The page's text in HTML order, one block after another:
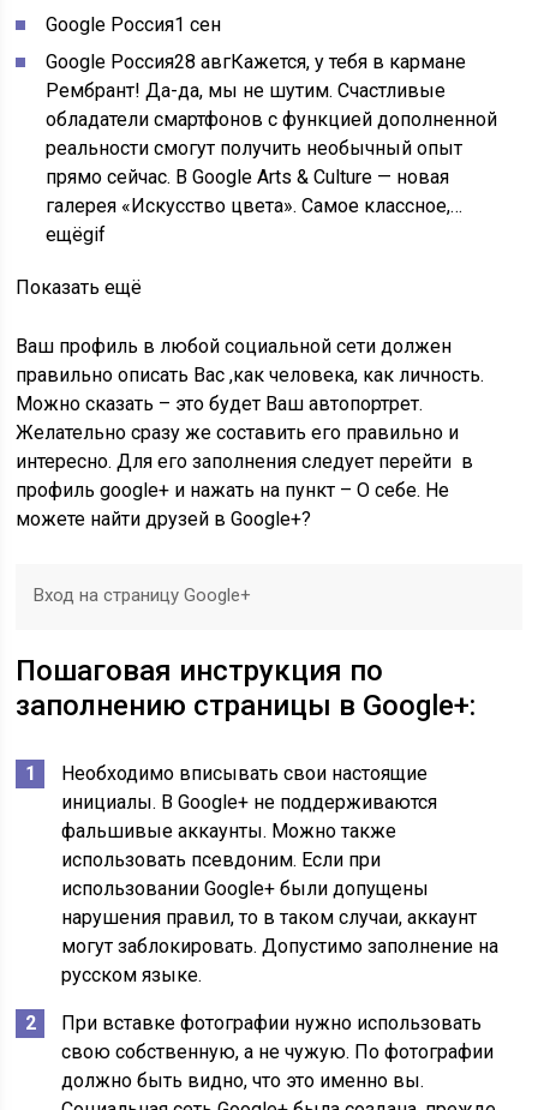
Google Россия1 сен
Google Россия28 авгКажется, у тебя в кармане
Рембрант! Да-да, мы не шутим. Счастливые
обладатели смартфонов с функцией дополненной
реальности смогут получить необычный опыт
прямо сейчас. В Google Arts & Culture — новая
галерея «Искусство цвета». Самое классное,…
ещёgif
Показать ещё
Ваш профиль в любой социальной сети должен
правильно описать Вас ,как человека, как личность.
Можно сказать – это будет Ваш автопортрет.
Желательно сразу же составить его правильно и
интересно. Для его заполнения следует перейти в
профиль google+ и нажать на пункт – О себе. Не
можете найти друзей в Google+?
Вход на страницу Google+
Пошаговая инструкция по
заполнению страницы в Google+:
Необходимо вписывать свои настоящие
инициалы. В Google+ не поддерживаются
фальшивые аккаунты. Можно также
использовать псевдоним. Если при
использовании Google+ были допущены
нарушения правил, то в таком случаи, аккаунт
могут заблокировать. Допустимо заполнение на
русском языке.
При вставке фотографии нужно использовать
свою собственную, а не чужую. По фотографии
должно быть видно, что это именно вы.